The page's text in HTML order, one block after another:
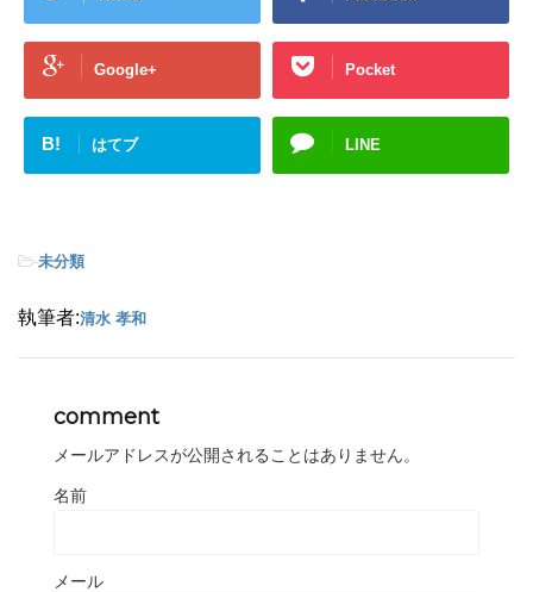
Google+ Pocket
B! はてブ LINE
-未分類
執筆者:清水 孝和
comment
メールアドレスが公開されることはありません。
名前
メール